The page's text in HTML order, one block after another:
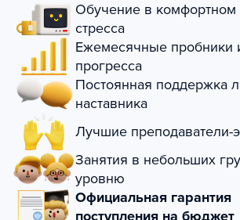
Обучение в комфортном
стресса
Ежемесячные пробники
прогресса
Постоянная поддержка
наставника
Лучшие преподаватели-
Занятия в небольших
уровню
Официальная гарантия
поступления на бюджет